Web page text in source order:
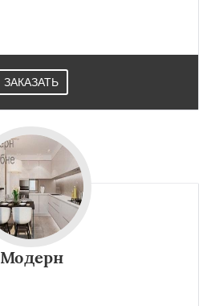
ЗАКАЗАТЬ
Модерн